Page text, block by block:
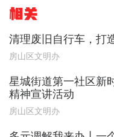
相关
清理废旧自行车，打
房山区文明办
星城街道第一社区新
精神宣讲活动
房山区文明办